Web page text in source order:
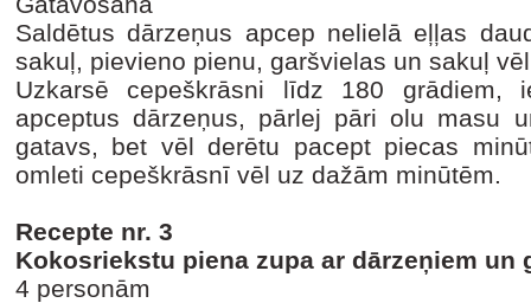
Saldētus dārzeņus apcep nelielā eļļas
sakuļ, pievieno pienu, garšvielas un sakuļ
Uzkarsē cepeškrāsni līdz 180 grādiem,
apceptus dārzeņus, pārlej pāri olu masu
gatavs, bet vēl derētu pacept piecas
omleti cepeškrāsnī vēl uz dažām minūtēm.
Recepte nr. 3
Kokosriekstu piena zupa ar dārzeņiem un
4 personām